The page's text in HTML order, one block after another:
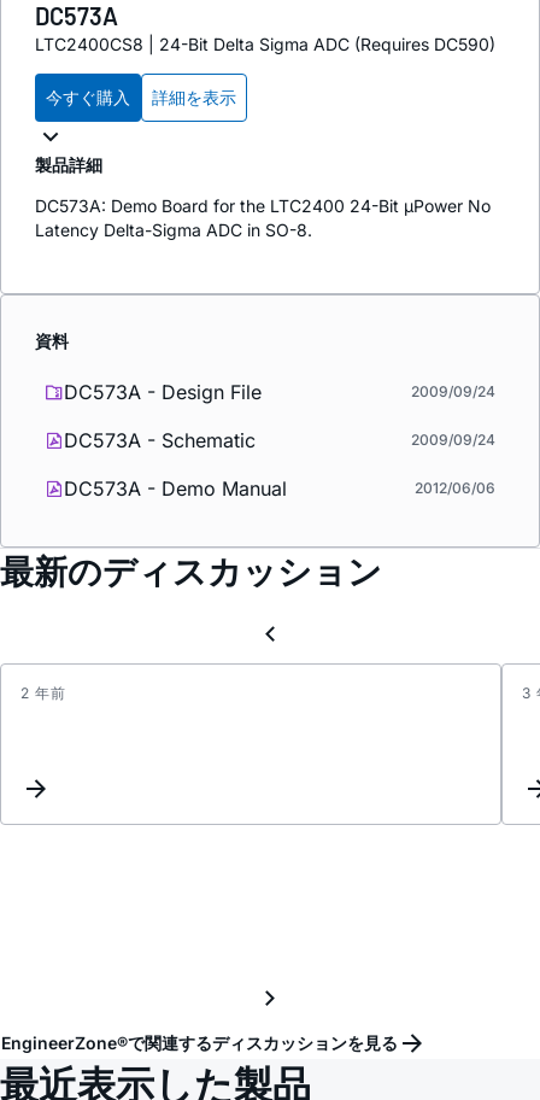
DC573A
LTC2400CS8 | 24-Bit Delta Sigma ADC (Requires DC590)
今すぐ購入 詳細を表示
製品詳細
DC573A: Demo Board for the LTC2400 24-Bit µPower No
Latency Delta-Sigma ADC in SO-8.
資料
DC573A - Design File 2009/09/24
DC573A - Schematic 2009/09/24
DC573A - Demo Manual 2012/06/06
最新のディスカッション
2 年前
about
3
EngineerZone®で関連するディスカッションを見る
最近表示した製品